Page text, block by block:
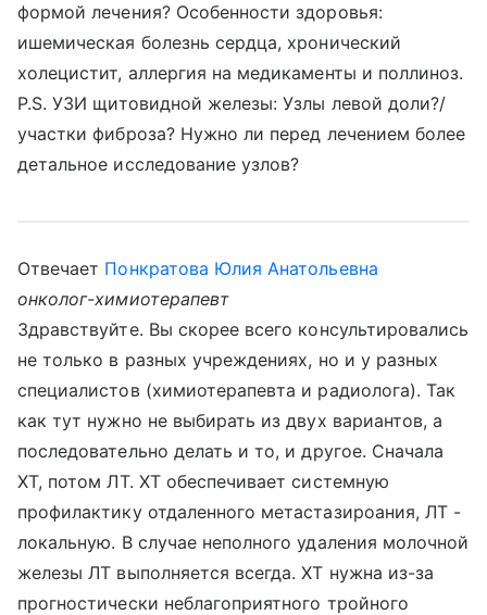
формой лечения? Особенности здоровья:
ишемическая болезнь сердца, хронический
холецистит, аллергия на медикаменты и поллиноз.
P.S. УЗИ щитовидной железы: Узлы левой доли?/
участки фиброза? Нужно ли перед лечением более
детальное исследование узлов?
Отвечает Понкратова Юлия Анатольевна
онколог-химиотерапевт
Здравствуйте. Вы скорее всего консультировались
не только в разных учреждениях, но и у разных
специалистов (химиотерапевта и радиолога). Так
как тут нужно не выбирать из двух вариантов, а
последовательно делать и то, и другое. Сначала
ХТ, потом ЛТ. ХТ обеспечивает системную
профилактику отдаленного метастазироания, ЛТ -
локальную. В случае неполного удаления молочной
железы ЛТ выполняется всегда. ХТ нужна из-за
прогностически неблагоприятного тройного